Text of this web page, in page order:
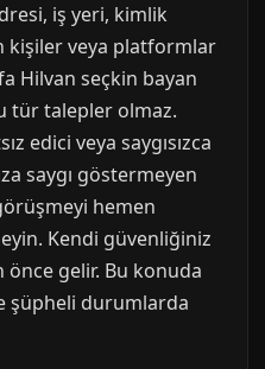
iş yeri, kimlik
kişiler veya platformlar
Hilvan seçkin bayan
tür talepler olmaz.
edici veya saygısızca
saygı göstermeyen
hemen
Kendi güvenliğiniz
gelir. Bu konuda
şüpheli durumlarda